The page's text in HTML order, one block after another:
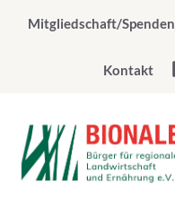
InhaltMitgliedschaft/Spenden
Kontakt